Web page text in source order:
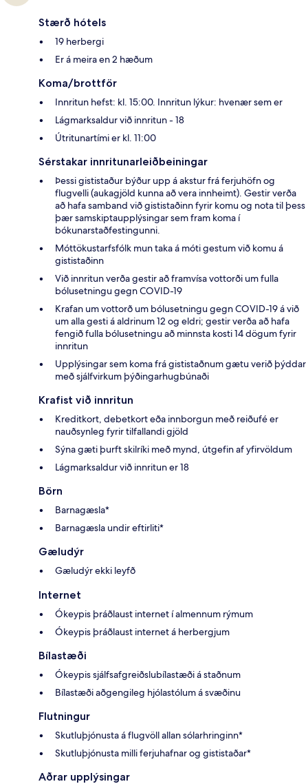
Stærð hótels
19 herbergi
Er á meira en 2 hæðum
Koma/brottför
Innritun hefst: kl. 15:00. Innritun lýkur: hvenær sem er
Lágmarksaldur við innritun - 18
Útritunartími er kl. 11:00
Sérstakar innritunarleiðbeiningar
Þessi gististaður býður upp á akstur frá ferjuhöfn og
flugvelli (aukagjöld kunna að vera innheimt). Gestir verða
að hafa samband við gististaðinn fyrir komu og nota til þess
þær samskiptaupplýsingar sem fram koma í
bókunarstaðfestingunni.
Móttökustarfsfólk mun taka á móti gestum við komu á
gististaðinn
Við innritun verða gestir að framvísa vottorði um fulla
bólusetningu gegn COVID-19
Krafan um vottorð um bólusetningu gegn COVID-19 á við
um alla gesti á aldrinum 12 og eldri; gestir verða að hafa
fengið fulla bólusetningu að minnsta kosti 14 dögum fyrir
innritun
Upplýsingar sem koma frá gististaðnum gætu verið þýddar
með sjálfvirkum þýðingarhugbúnaði
Krafist við innritun
Kreditkort, debetkort eða innborgun með reiðufé er
nauðsynleg fyrir tilfallandi gjöld
Sýna gæti þurft skilríki með mynd, útgefin af yfirvöldum
Lágmarksaldur við innritun er 18
Börn
Barnagæsla*
Barnagæsla undir eftirliti*
Gæludýr
Gæludýr ekki leyfð
Internet
Ókeypis þráðlaust internet í almennum rýmum
Ókeypis þráðlaust internet á herbergjum
Bílastæði
Ókeypis sjálfsafgreiðslubílastæði á staðnum
Bílastæði aðgengileg hjólastólum á svæðinu
Flutningur
Skutluþjónusta á flugvöll allan sólarhringinn*
Skutluþjónusta milli ferjuhafnar og gististaðar*
Aðrar upplýsingar